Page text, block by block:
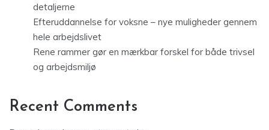
detaljerne
Efteruddannelse for voksne – nye muligheder gennem
hele arbejdslivet
Rene rammer gør en mærkbar forskel for både trivsel
og arbejdsmiljø
Recent Comments